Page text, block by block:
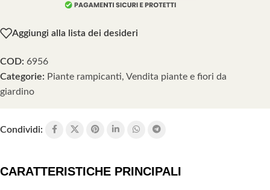
Aggiungi alla lista dei desideri
COD: 6956
Categorie: Piante rampicanti, Vendita piante e fiori da
giardino
Condividi:
CARATTERISTICHE PRINCIPALI